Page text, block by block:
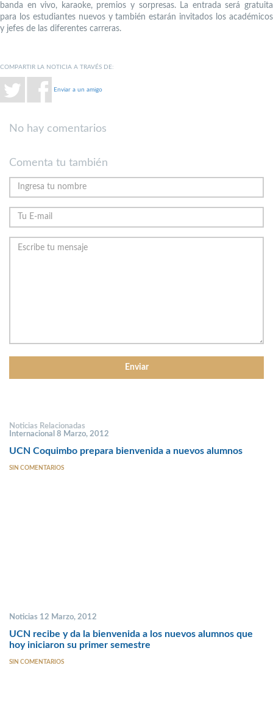
banda en vivo, karaoke, premios y sorpresas. La entrada será gratuita
para los estudiantes nuevos y también estarán invitados los académicos
y jefes de las diferentes carreras.
COMPARTIR LA NOTICIA A TRAVÉS DE:
Enviar a un amigo
No hay comentarios
Comenta tu también
Noticias Relacionadas
Internacional 8 Marzo, 2012
UCN Coquimbo prepara bienvenida a nuevos alumnos
SIN COMENTARIOS
Noticias 12 Marzo, 2012
UCN recibe y da la bienvenida a los nuevos alumnos que
hoy iniciaron su primer semestre
SIN COMENTARIOS